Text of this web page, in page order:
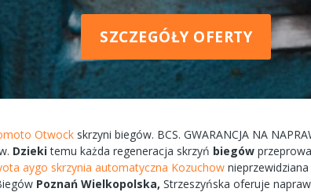
SZCZEGÓŁY OFERTY
Otwock skrzyni biegów. BCS. GWARANCJA NA
Dziekitemu każda regeneracja skrzyń biegów
aygo skrzynia automatyczna Kozuchow nieprzewidziana
Poznań Wielkopolska, Strzeszyńska oferuje